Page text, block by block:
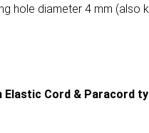
hole diameter 4 mm
Elastic Cord & Paracord